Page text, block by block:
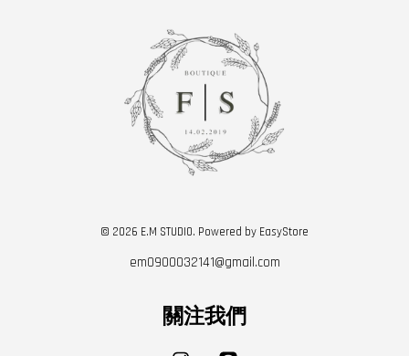
© 2026 E.M STUDIO. Powered by EasyStore
em0900032141@gmail.com
關注我們